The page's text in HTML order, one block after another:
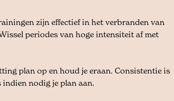
zijn effectief in het verbranden van
periodes van hoge intensiteit af met
plan op en houd je eraan. Consistentie is
nodig je plan aan.